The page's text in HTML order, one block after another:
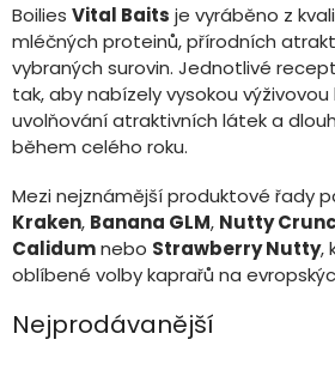
Boilies Vital Baits je vyráběno z
mléčných proteinů, přírodních
vybraných surovin. Jednotlivé
tak, aby nabízely vysokou
uvolňování atraktivních látek a
během celého roku.
Mezi nejznámější produktové řady
Kraken, Banana GLM, Nutty
Calidumnebo Strawberry Nutty,
oblíbené volby kaprařů na
Nejprodávanější